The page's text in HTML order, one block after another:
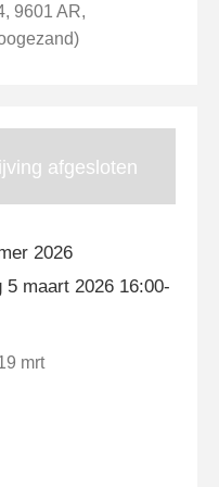
9601 AR,
afgesloten
2026
maart 2026 16:00-
mrt